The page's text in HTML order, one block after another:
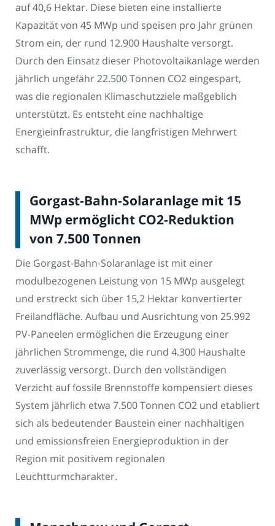
auf 40,6 Hektar. Diese bieten eine installierte
Kapazität von 45 MWp und speisen pro Jahr grünen
Strom ein, der rund 12.900 Haushalte versorgt.
Durch den Einsatz dieser Photovoltaikanlage werden
jährlich ungefähr 22.500 Tonnen CO2 eingespart,
was die regionalen Klimaschutzziele maßgeblich
unterstützt. Es entsteht eine nachhaltige
Energieinfrastruktur, die langfristigen Mehrwert
schafft.
Gorgast-Bahn-Solaranlage mit 15
MWp ermöglicht CO2-Reduktion
von 7.500 Tonnen
Die Gorgast-Bahn-Solaranlage ist mit einer
modulbezogenen Leistung von 15 MWp ausgelegt
und erstreckt sich über 15,2 Hektar konvertierter
Freilandfläche. Aufbau und Ausrichtung von 25.992
PV-Paneelen ermöglichen die Erzeugung einer
jährlichen Strommenge, die rund 4.300 Haushalte
zuverlässig versorgt. Durch den vollständigen
Verzicht auf fossile Brennstoffe kompensiert dieses
System jährlich etwa 7.500 Tonnen CO2 und etabliert
sich als bedeutender Baustein einer nachhaltigen
und emissionsfreien Energieproduktion in der
Region mit positivem regionalen
Leuchtturmcharakter.